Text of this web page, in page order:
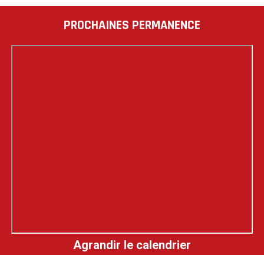
PROCHAINES PERMANENCE
Agrandir le calendrier